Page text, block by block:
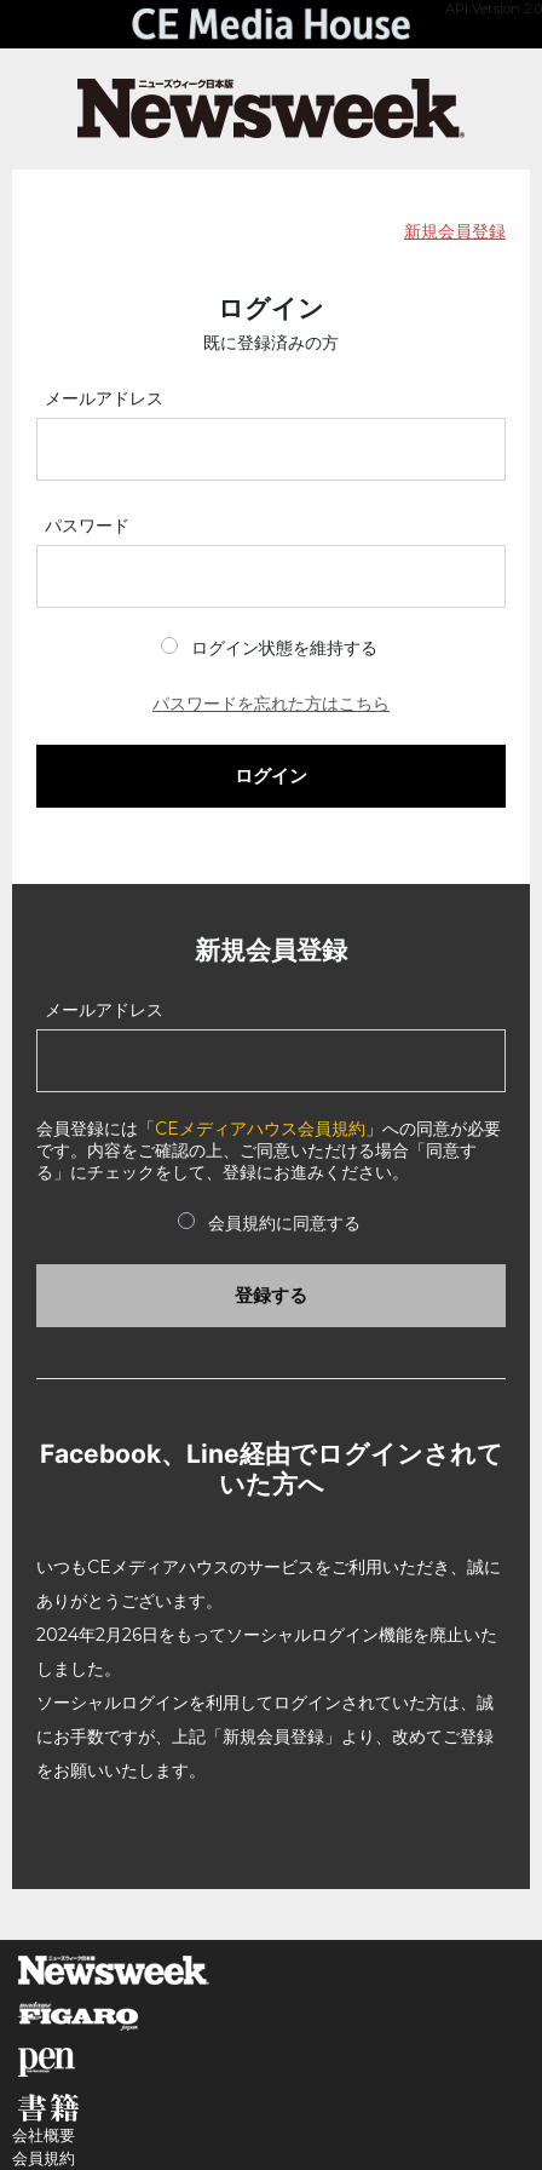
API Version 2.0
新規会員登録
ログイン
既に登録済みの方
メールアドレス
パスワード
ログイン状態を維持する
パスワードを忘れた方はこちら
ログイン
新規会員登録
メールアドレス
会員登録には「CEメディアハウス会員規約 」への同意が必要
です。内容をご確認の上、ご同意いただける場合「同意す
る」にチェックをして、登録にお進みください。
会員規約に同意する
登録する
Facebook、Line経由でログインされて
いた方へ
いつもCEメディアハウスのサービスをご利用いただき、誠に
ありがとうございます。
2024年2月26日をもってソーシャルログイン機能を廃止いた
しました。
ソーシャルログインを利用してログインされていた方は、誠
にお手数ですが、上記「新規会員登録」より、改めてご登録
をお願いいたします。
会社概要
会員規約